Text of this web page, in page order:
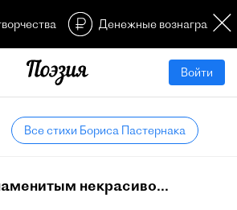
Денежные
Войти
Все стихи Бориса Пастернака
некрасиво...